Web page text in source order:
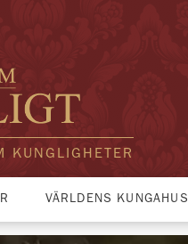
KUNGLIGHETER
VÄRLDENS KUNGAHUS